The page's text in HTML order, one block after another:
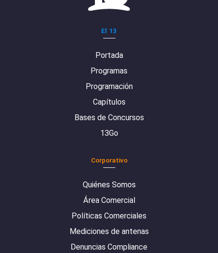
El 13
Portada
Programas
Programación
Capítulos
Bases de Concursos
13Go
Corporativo
Quiénes Somos
Área Comercial
Políticas Comerciales
Mediciones de antenas
Denuncias Compliance